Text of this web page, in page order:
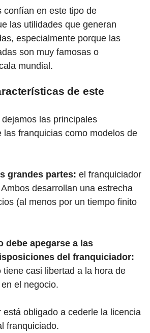
confían en este tipo de
las utilidades que generan
especialmente porque las
son muy famosas o
mundial.
de este
las principales
las franquicias como modelos de
grandes partes: el franquiciador
desarrollan una estrecha
(al menos por un tiempo finito
debe apegarse a las
del franquiciador:
tiene casi libertad a la hora de
el negocio.
está obligado a cederle la licencia
franquiciado.